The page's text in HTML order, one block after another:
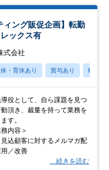
ィング販促企画】転勤
ックス有
式会社
・育休あり 賞与あり 転勤な
役として、自ら課題を見つ
頂き、裁量を持って業務を
す。
内容＞
見込顧客に対するメルマガ配
／改善
…続きを読む